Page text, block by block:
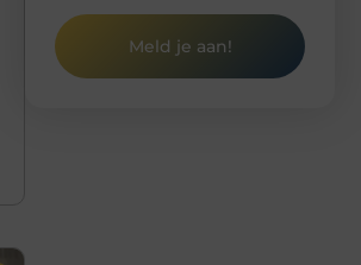
Meld je aan!